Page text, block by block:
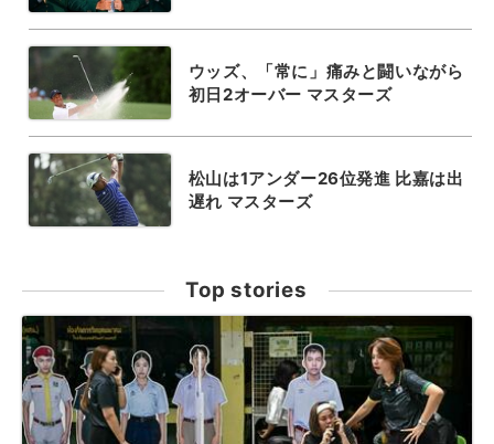
ウッズ、「常に」痛みと闘いながら
初日2オーバー マスターズ
松山は1アンダー26位発進 比嘉は出
遅れ マスターズ
Top stories